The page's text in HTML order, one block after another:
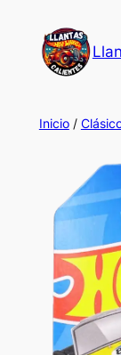
contenido
Inicio/